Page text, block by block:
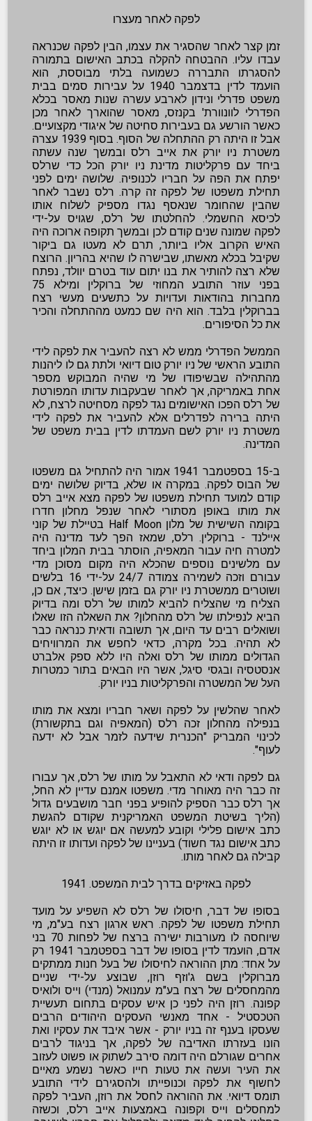
לפקה לאחר מעצרו
זמן קצר לאחר שהסגיר את עצמו, הבין לפקה שכנראה
עבדו עליו. ההבטחה להקלה בכתב האישום בתמורה
להסגרתו התבררה כשמועה בלתי מבוססת, הוא
הועמד לדין בדצמבר 1940 על עבירות סמים בבית
משפט פדרלי ונידון לארבע עשרה שנות מאסר בכלא
הפדרלי לוונוורת' בקנזס, מאסר שהוארך לאחר מכן
כאשר הורשע גם בעבירות סחיטה של איגודי מקצועיים.
אבל זו היתה רק ההתחלה של הסוף. בסוף 1939 עצרה
משטרת ניו יורק את אייב רלס ובמשך שנה עשתה
ביחד עם פרקליטות מדינת ניו יורק הכל כדי שרלס
יפתח את הפה על חבריו לכנופיה. שלושה ימים לפני
תחילת משפטו של לפקה זה קרה. רלס נשבר לאחר
שהבין שהחומר שנאסף נגדו מספיק לשלוח אותו
לכיסא החשמלי. להחלטתו של רלס, שגויס על-ידי
לפקה שמונה שנים קודם לכן ובמשך תקופה ארוכה היה
האיש הקרוב אליו ביותר, תרם לא מעטו גם ביקור
שקיבל בכלא מאשתו, שבישרה לו שהיא בהריון. הרוצח
שלא רצה להותיר את בנו יתום עוד בטרם יוולד, נפתח
בפני עוזר התובע המחוזי של ברוקלין ומילא 75
מחברות בהודאות ועדויות על כתשעים מעשי רצח
בברוקלין בלבד. הוא היה שם כמעט מההתחלה והכיר
את כל הסיפורים.
הממשל הפדרלי ממש לא רצה להעביר את לפקה לידי
התובע הראשי של ניו יורק טום דיואי ולתת גם לו ליהנות
מהתהילה שבשיפודו של מי שהיה המבוקש מספר
אחת באמריקה, אך לאחר שבעקבות עדותו המפורטת
של רלס הפכו האישומים נגד לפקה מסחיטה לרצח, לא
היתה ברירה לפדרלים אלא להעביר את לפקה לידי
משטרת ניו יורק לשם העמדתו לדין בבית משפט של
המדינה.
ב-15 בספטמבר 1941 אמור היה להתחיל גם משפטו
של הבוס לפקה. במקרה או שלא, בדיוק שלושה ימים
קודם למועד תחילת משפטו של לפקה מצא אייב רלס
את מותו באופן מסתורי לאחר שנפל מחלון חדרו
בקומה השישית של מלון Half Moon בטיילת של קוני
איילנד - ברוקלין. רלס, שמאז הפך לעד מדינה היה
למטרה חיה עבור המאפיה, הוסתר בבית המלון ביחד
עם מלשינים נוספים שהכלא היה מקום מסוכן מדי
עבורם וזכה לשמירה צמודה 24/7 על-ידי 16 בלשים
ושוטרים ממשטרת ניו יורק גם בזמן שישן. כיצד, אם כן,
הצליח מי שהצליח להביא למותו של רלס ומה בדיוק
הביא לנפילתו של רלס מהחלון? את השאלה הזו שאלו
ושואלים רבים עד היום, אך תשובה ודאית כנראה כבר
לא תהיה. בכל מקרה, כדאי לחפש את המרוויחים
הגדולים ממותו של רלס ואלה היו ללא ספק אלברט
אנסטסיה ובגסי סיגל, אשר היו הבאים בתור כמטרות
העל של המשטרה והפרקליטות בניו יורק.
לאחר שהלשין על לפקה ושאר חבריו ומצא את מותו
בנפילה מהחלון זכה רלס (המאפיה וגם בתקשורת)
לכינוי המבריק "הכנרית שידעה לזמר אבל לא ידעה
לעוף".
גם לפקה ודאי לא התאבל על מותו של רלס, אך עבורו
זה כבר היה מאוחר מדי. משפטו אמנם עדיין לא החל,
אך רלס כבר הספיק להופיע בפני חבר מושבעים גדול
(הליך בשיטת המשפט האמריקנית שקודם להגשת
כתב אישום פלילי וקובע למעשה אם יוגש או לא יוגש
כתב אישום נגד חשוד) בעניינו של לפקה ועדותו זו היתה
קבילה גם לאחר מותו.
לפקה באזיקים בדרך לבית המשפט. 1941
בסופו של דבר, חיסולו של רלס לא השפיע על מועד
תחילת משפטו של לפקה. ראש ארגון רצח בע"מ, מי
שיוחסה לו מעורבות ישירה ברצח של לפחות 70 בני
אדם, הועמד לדין בסופו של דבר בספטמבר 1941 רק
על אחד: מתן ההוראה לחיסולו של בעל חנות ממתקים
מברוקלין בשם ג'וזף רוזן, שבוצע על-ידי שניים
מהמחסלים של רצח בע"מ עמנואל (מנדי) וייס ולואיס
קפונה. רוזן היה לפני כן איש עסקים בתחום תעשיית
הטכסטיל - אחד מאנשי העסקים היהודים הרבים
שעסקו בענף זה בניו יורק - אשר איבד את עסקיו ואת
הונו בעזרתו האדיבה של לפקה, אך בניגוד לרבים
אחרים שגורלם היה דומה סירב לשתוק או פשוט לעזוב
את העיר ועשה את טעות חייו כאשר נשמע מאיים
לחשוף את לפקה וכנופייתו ולהסגירם לידי התובע
תומס דיואי. את ההוראה לחסל את רוזן, העביר לפקה
למחסלים וייס וקפונה באמצעות אייב רלס, וכשזה